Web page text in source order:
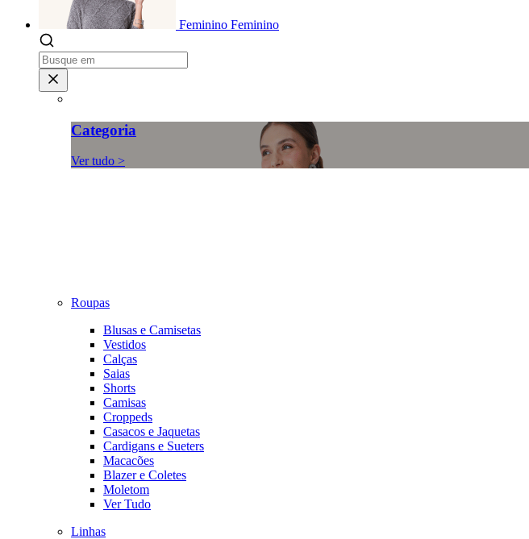
Feminino Feminino
Categoria
Ver tudo >
Roupas
Blusas e Camisetas
Vestidos
Calças
Saias
Shorts
Camisas
Croppeds
Casacos e Jaquetas
Cardigans e Sueters
Macacões
Blazer e Coletes
Moletom
Ver Tudo
Linhas